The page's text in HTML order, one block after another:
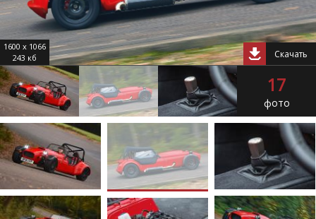
1600 x 1066
243 кб
Скачать
17
фото